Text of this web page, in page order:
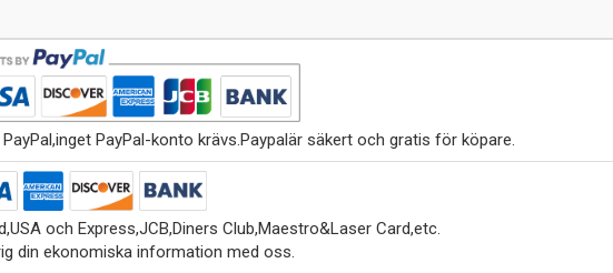
PayPal-konto krävs.Paypalär säkert och gratis för köpare.
och Express,JCB,Diners Club,Maestro&Laser Card,etc.
din ekonomiska information med oss.